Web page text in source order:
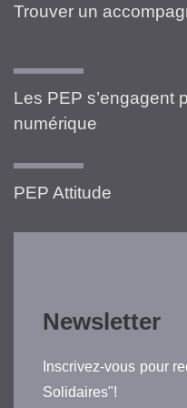
Trouver un
Les PEP s’engagent
numérique
PEP Attitude
Newsletter
Inscrivez-vous pour
Solidaires"!